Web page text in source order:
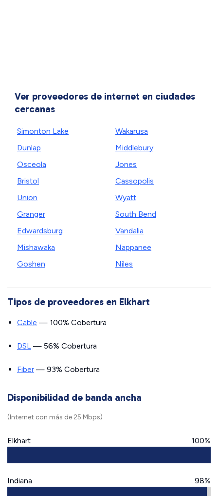
Ver proveedores de internet en ciudades
cercanas
Simonton Lake
Dunlap
Osceola
Bristol
Union
Granger
Edwardsburg
Mishawaka
Goshen
Wakarusa
Middlebury
Jones
Cassopolis
Wyatt
South Bend
Vandalia
Nappanee
Niles
Tipos de proveedores en Elkhart
Cable — 100% Cobertura
DSL — 56% Cobertura
Fiber — 93% Cobertura
Disponibilidad de banda ancha
(Internet con más de 25 Mbps)
Elkhart 100%
Indiana 98%